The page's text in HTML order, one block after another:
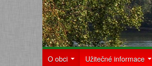
O obci Užitečné informace